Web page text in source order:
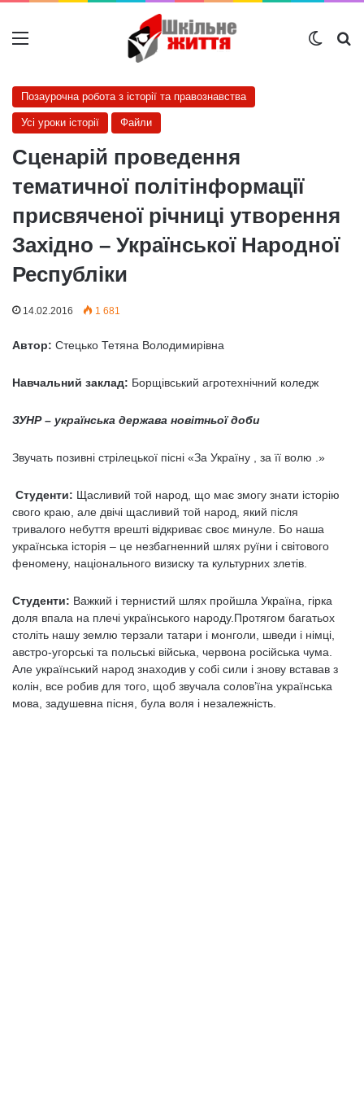
Меню
Позаурочна робота з історії та правознавства
Усі уроки історії Файли
Сценарій проведення
тематичної політінформації
присвяченої річниці утворення
Західно – Української Народної
Республіки
14.02.2016 1 681
Автор: Стецько Тетяна Володимирівна
Навчальний заклад: Борщівський агротехнічний коледж
ЗУНР – українська держава новітньої доби
Звучать позивні стрілецької пісні «За Україну , за її волю .»
Студенти: Щасливий той народ, що має змогу знати історію
свого краю, але двічі щасливий той народ, який після
тривалого небуття врешті відкриває своє минуле. Бо наша
українська історія – це незбагненний шлях руїни і світового
феномену, національного визиску та культурних злетів.
Студенти: Важкий і тернистий шлях пройшла Україна, гірка
доля впала на плечі українського народу.Протягом багатьох
століть нашу землю терзали татари і монголи, шведи і німці,
австро-угорські та польські війська, червона російська чума.
Але український народ знаходив у собі сили і знову вставав з
колін, все робив для того, щоб звучала солов’їна українська
мова, задушевна пісня, була воля і незалежність.